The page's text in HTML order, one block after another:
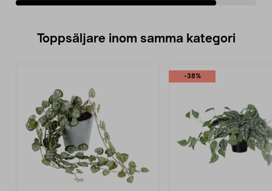
Toppsäljare inom samma kategori
-38%